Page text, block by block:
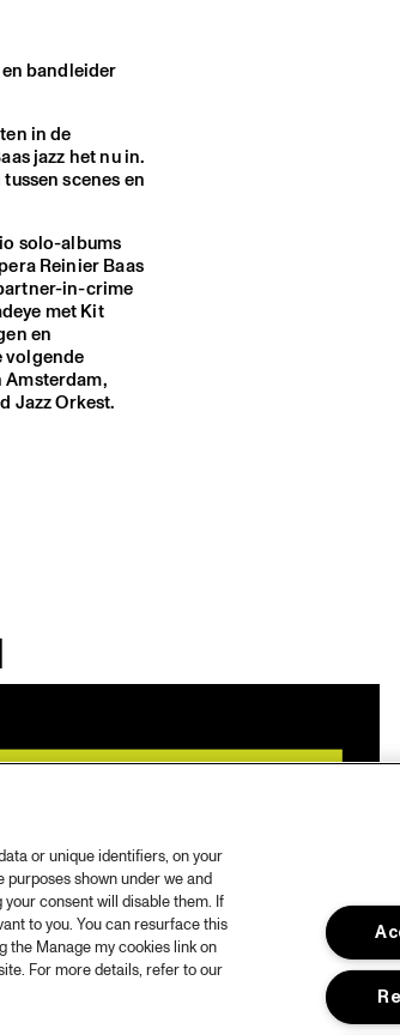
bandleider
in de
jazz het nu in.
scenes en
solo-albums
Reinier Baas
in-crime
met Kit
en
volgende
Amsterdam,
Jazz Orkest.
or unique identifiers, on your
shown under we and
consent will disable them. If
to you. You can resurface this
the Manage my cookies link on
For more details, refer to our